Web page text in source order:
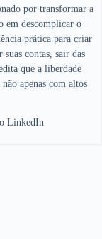
por transformar a
em descomplicar o
prática para criar
contas, sair das
que a liberdade
apenas com altos
LinkedIn